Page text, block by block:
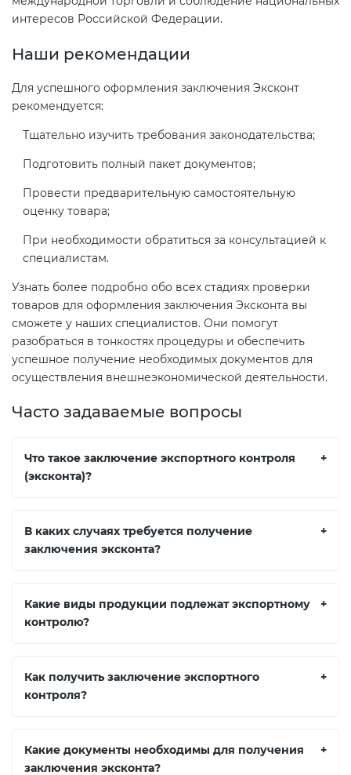
интересов Российской Федерации.
Наши рекомендации
Для успешного оформления заключения Эксконт
рекомендуется:
Тщательно изучить требования законодательства;
Подготовить полный пакет документов;
Провести предварительную самостоятельную
оценку товара;
При необходимости обратиться за консультацией к
специалистам.
Узнать более подробно обо всех стадиях проверки
товаров для оформления заключения Эксконта вы
сможете у наших специалистов. Они помогут
разобраться в тонкостях процедуры и обеспечить
успешное получение необходимых документов для
осуществления внешнеэкономической деятельности.
Часто задаваемые вопросы
Что такое заключение экспортного контроля
(эксконта)?
+
В каких случаях требуется получение
заключения эксконта?
+
Какие виды продукции подлежат экспортному
контролю?
+
Как получить заключение экспортного
контроля?
+
Какие документы необходимы для получения
заключения эксконта?
+